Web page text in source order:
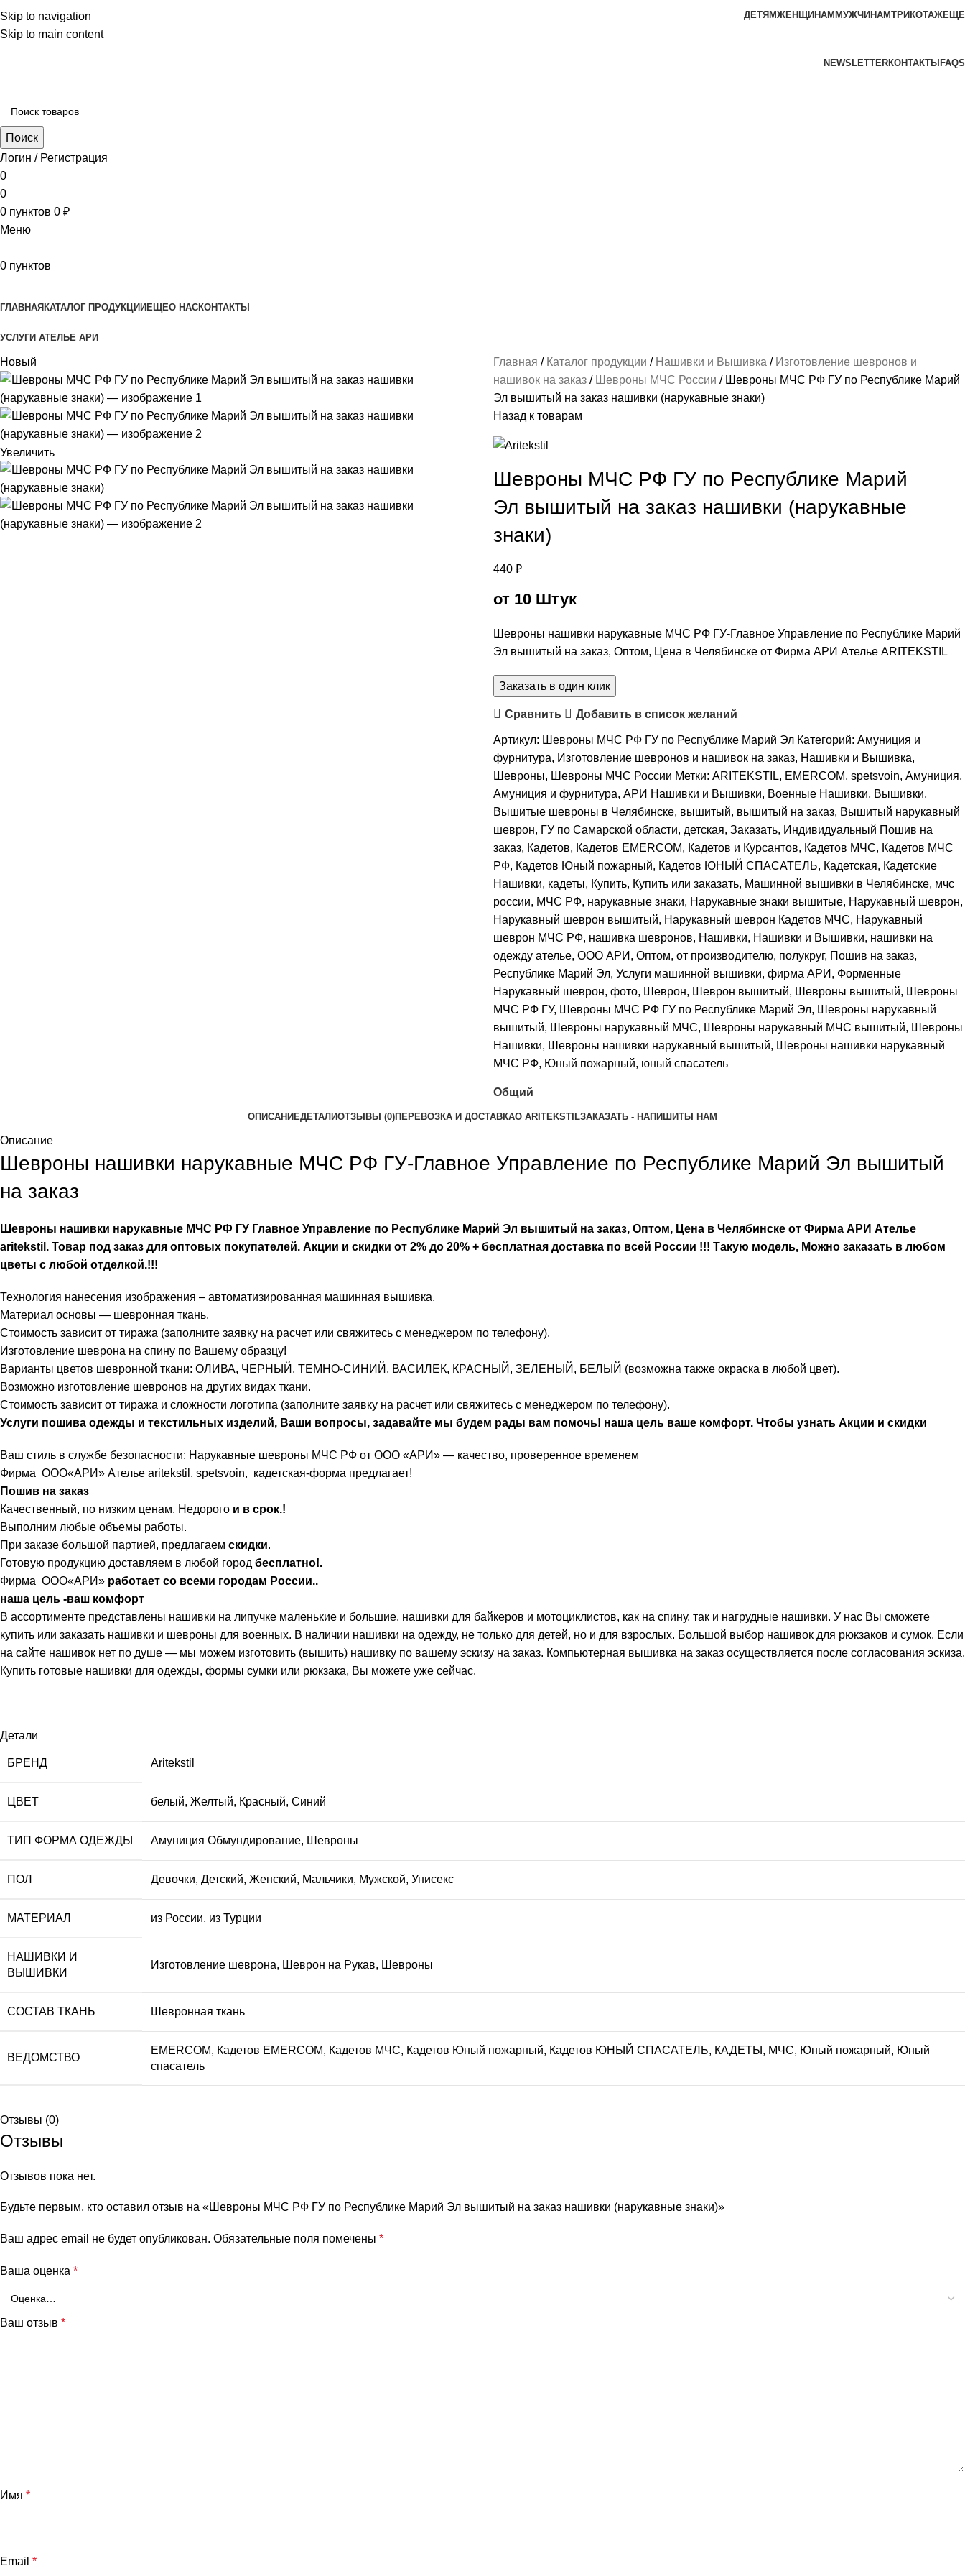
Skip to navigation
Skip to main content
ДЕТЯМЖЕНЩИНАМ МУЖЧИНАМТРИКОТАЖЕЩЕ
aritekstil@mail.ru +79226990188 , +79097440850…
NEWSLETTERКОНТАКТЫ FAQS
Поиск
Логин / Регистрация
0
0
0 пунктов 0 ₽
Меню
0 пунктов
ГЛАВНАЯ КАТАЛОГ ПРОДУКЦИИ ЕЩЕО НАСКОНТАКТЫ
УСЛУГИ АТЕЛЬЕ АРИ
Новый
Увеличить
Главная Каталог продукции Нашивки и Вышивка
Изготовление шевронов и
нашивок на заказ
Шевроны МЧС России
Шевроны МЧС РФ ГУ по Республике Марий
Эл вышитый на заказ нашивки (нарукавные знаки)
Назад к товарам
Шевроны МЧС РФ ГУ по Республике Марий
Эл вышитый на заказ нашивки (нарукавные
знаки)
440 ₽
от 10 Штук
Шевроны нашивки нарукавные МЧС РФ ГУ-Главное Управление по Республике Марий
Эл вышитый на заказ, Оптом, Цена в Челябинске от Фирма АРИ Ателье ARITEKSTIL
Заказать в один клик
Сравнить Добавить в список желаний
Артикул: Шевроны МЧС РФ ГУ по Республике Марий Эл Категорий: Амуниция и
фурнитура, Изготовление шевронов и нашивок на заказ, Нашивки и Вышивка,
Шевроны, Шевроны МЧС России Метки: ARITEKSTIL, EMERCOM, spetsvoin, Амуниция,
Амуниция и фурнитура, АРИ Нашивки и Вышивки, Военные Нашивки, Вышивки,
Вышитые шевроны в Челябинске, вышитый, вышитый на заказ, Вышитый нарукавный
шеврон, ГУ по Самарской области, детская, Заказать, Индивидуальный Пошив на
заказ, Кадетов, Кадетов EMERCOM, Кадетов и Курсантов, Кадетов МЧС, Кадетов МЧС
РФ, Кадетов Юный пожарный, Кадетов ЮНЫЙ СПАСАТЕЛЬ, Кадетская, Кадетские
Нашивки, кадеты, Купить, Купить или заказать, Машинной вышивки в Челябинске, мчс
россии, МЧС РФ, нарукавные знаки, Нарукавные знаки вышитые, Нарукавный шеврон,
Нарукавный шеврон вышитый, Нарукавный шеврон Кадетов МЧС, Нарукавный
шеврон МЧС РФ, нашивка шевронов, Нашивки, Нашивки и Вышивки, нашивки на
одежду ателье, ООО АРИ , Оптом, от производителю, полукруг, Пошив на заказ,
Республике Марий Эл, Услуги машинной вышивки, фирма АРИ , Форменные
Нарукавный шеврон, фото, Шеврон, Шеврон вышитый, Шевроны вышитый, Шевроны
МЧС РФ ГУ, Шевроны МЧС РФ ГУ по Республике Марий Эл, Шевроны нарукавный
вышитый, Шевроны нарукавный МЧС, Шевроны нарукавный МЧС вышитый, Шевроны
Нашивки, Шевроны нашивки нарукавный вышитый, Шевроны нашивки нарукавный
МЧС РФ, Юный пожарный, юный спасатель
Общий
ОПИСАНИЕДЕТАЛИОТЗЫВЫ (0)ПЕРЕВОЗКА И ДОСТАВКАО ARITEKSTILЗАКАЗАТЬ - НАПИШИТЫ НАМ
Описание
Шевроны нашивки нарукавные МЧС РФ ГУ-Главное Управление по Республике Марий Эл вышитый
на заказ
Шевроны нашивки нарукавные МЧС РФ ГУ Главное Управление по Республике Марий Эл вышитый на заказ, Оптом, Цена в Челябинске от Фирма АРИ Ателье
aritekstil. Товар под заказ для оптовых покупателей. Акции и скидки от 2% до 20% + бесплатная доставка по всей России !!! Такую модель, Mожно заказать в любом
цветы с любой отделкой.!!!
Технология нанесения изображения – автоматизированная машинная вышивка.
Материал основы — шевронная ткань.
Стоимость зависит от тиража (заполните заявку на расчет или свяжитесь с менеджером по телефону).
Изготовление шеврона на спину по Вашему образцу!
Варианты цветов шевронной ткани: ОЛИВА, ЧЕРНЫЙ, ТЕМНО-СИНИЙ, ВАСИЛЕК, КРАСНЫЙ, ЗЕЛЕНЫЙ, БЕЛЫЙ (возможна также окраска в любой цвет).
Возможно изготовление шевронов на других видах ткани.
Стоимость зависит от тиража и сложности логотипа (заполните заявку на расчет или свяжитесь с менеджером по телефону).
Услуги пошива одежды и текстильных изделий, Ваши вопросы, задавайте мы будем рады вам помочь! наша цель ваше комфорт. Чтобы узнать Акции и скидки
Ваш стиль в службе безопасности: Нарукавные шевроны МЧС РФ от ООО «АРИ» — качество, проверенное временем
Фирма ООО«АРИ» Ателье aritekstil , spetsvoin, кадетская-форма предлагает!
Пошив на заказ
Качественный, по низким ценам. Недорого и в срок.!
Выполним любые объемы работы.
При заказе большой партией, предлагаем скидки.
Готовую продукцию доставляем в любой город бесплатно!.
Фирма ООО«АРИ» работает со всеми городам России..
наша цель -ваш комфорт
В ассортименте представлены нашивки на липучке маленькие и большие, нашивки для байкеров и мотоциклистов, как на спину, так и нагрудные нашивки. У нас Вы сможете
купить или заказать нашивки и шевроны для военных. В наличии нашивки на одежду, не только для детей, но и для взрослых. Большой выбор нашивок для рюкзаков и сумок. Если
на сайте нашивок нет по душе — мы можем изготовить (вышить) нашивку по вашему эскизу на заказ. Компьютерная вышивка на заказ осуществляется после согласования эскиза.
Купить готовые нашивки для одежды, формы сумки или рюкзака, Вы можете уже сейчас.
Детали
БРЕНД Aritekstil
ЦВЕТ белый, Желтый, Красный, Синий
ТИП ФОРМА ОДЕЖДЫ Амуниция Обмундирование, Шевроны
ПОЛ Девочки, Детский, Женский, Мальчики, Мужской, Унисекс
МАТЕРИАЛ из России, из Турции
НАШИВКИ И
ВЫШИВКИ
Изготовление шеврона, Шеврон на Рукав, Шевроны
СОСТАВ ТКАНЬ Шевронная ткань
ВЕДОМСТВО
EMERCOM, Кадетов EMERCOM, Кадетов МЧС, Кадетов Юный пожарный, Кадетов ЮНЫЙ СПАСАТЕЛЬ, КАДЕТЫ , МЧС, Юный пожарный, Юный
спасатель
Отзывы (0)
Отзывы
Отзывов пока нет.
Будьте первым, кто оставил отзыв на «Шевроны МЧС РФ ГУ по Республике Марий Эл вышитый на заказ нашивки (нарукавные знаки)»
Ваш адрес email не будет опубликован. Обязательные поля помечены *
Ваша оценка *
Ваш отзыв *
Имя *
Email *